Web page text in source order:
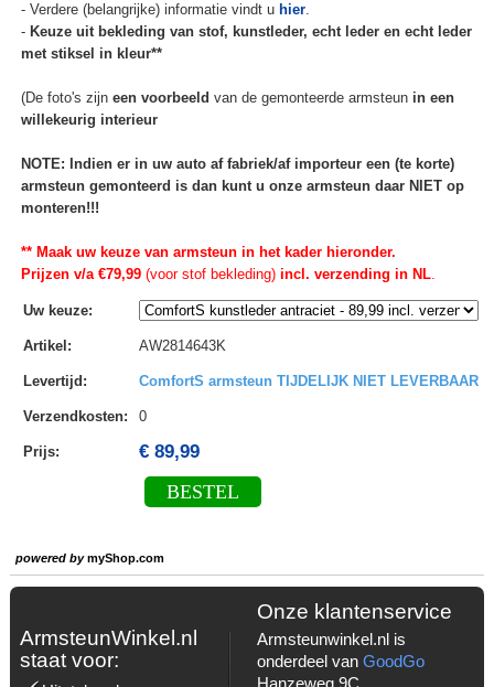
- Verdere (belangrijke) informatie vindt u hier.
- Keuze uit bekleding van stof, kunstleder, echt leder en echt leder
met stiksel in kleur**
(De foto's zijn een voorbeeld van de gemonteerde armsteun in een
willekeurig interieur
NOTE: Indien er in uw auto af fabriek/af importeur een (te korte)
armsteun gemonteerd is dan kunt u onze armsteun daar NIET op
monteren!!!
** Maak uw keuze van armsteun in het kader hieronder.
Prijzen v/a €79,99(voor stof bekleding)incl. verzending in NL.
Uw keuze:
Artikel : AW2814643K
Levertijd : ComfortS armsteun TIJDELIJK NIET LEVERBAAR
Verzendkosten: 0
Prijs: € 89,99
BESTEL
powered bymyShop.com
ArmsteunWinkel.nl
staat voor:
Onze klantenservice
Armsteunwinkel.nl is
onderdeel van GoodGo